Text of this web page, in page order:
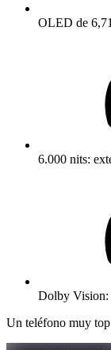
OLED de
6.000 nits:
Dolby Vision:
Un teléfono muy